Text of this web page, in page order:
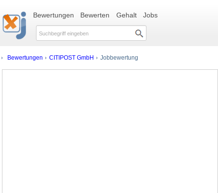
Bewertungen Bewerten Gehalt Jobs
Bewertungen CITIPOST GmbH Jobbewertung